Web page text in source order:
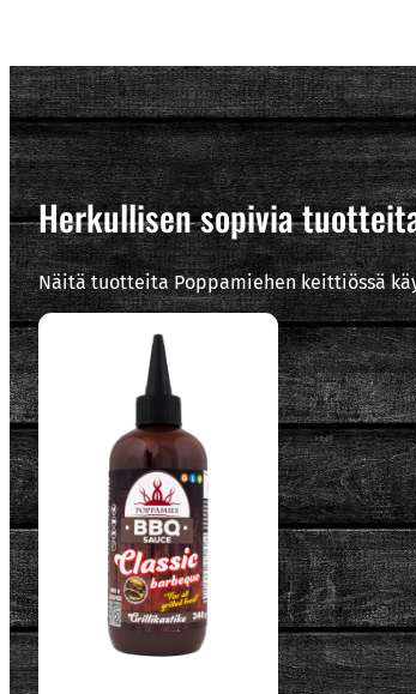
Herkullisen sopivia
Näitä tuotteita Poppamiehen keittiössä